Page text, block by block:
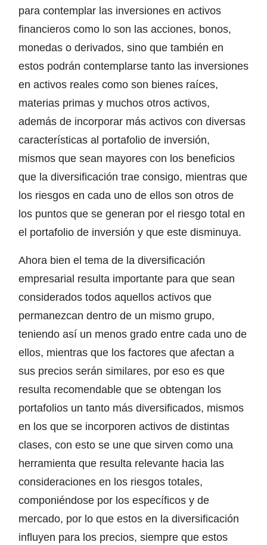
para contemplar las inversiones en activos
financieros como lo son las acciones, bonos,
monedas o derivados, sino que también en
estos podrán contemplarse tanto las inversiones
en activos reales como son bienes raíces,
materias primas y muchos otros activos,
además de incorporar más activos con diversas
características al portafolio de inversión,
mismos que sean mayores con los beneficios
que la diversificación trae consigo, mientras que
los riesgos en cada uno de ellos son otros de
los puntos que se generan por el riesgo total en
el portafolio de inversión y que este disminuya.
Ahora bien el tema de la diversificación
empresarial resulta importante para que sean
considerados todos aquellos activos que
permanezcan dentro de un mismo grupo,
teniendo así un menos grado entre cada uno de
ellos, mientras que los factores que afectan a
sus precios serán similares, por eso es que
resulta recomendable que se obtengan los
portafolios un tanto más diversificados, mismos
en los que se incorporen activos de distintas
clases, con esto se une que sirven como una
herramienta que resulta relevante hacia las
consideraciones en los riesgos totales,
componiéndose por los específicos y de
mercado, por lo que estos en la diversificación
influyen para los precios, siempre que estos